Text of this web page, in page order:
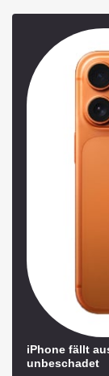
iPhone fällt
unbeschadet